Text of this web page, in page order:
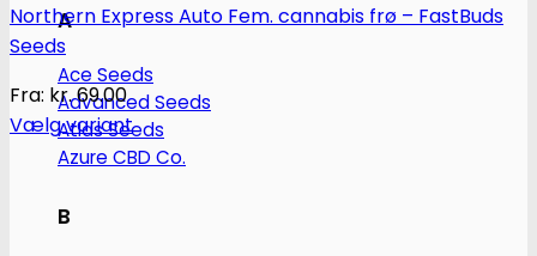
A
Ace Seeds
Advanced Seeds
Atlas Seeds
Azure CBD Co.
B
Northern Express Auto Fem. cannabis frø – FastBuds
Seeds
Fra: kr.69.00
Vælg variant
Dette